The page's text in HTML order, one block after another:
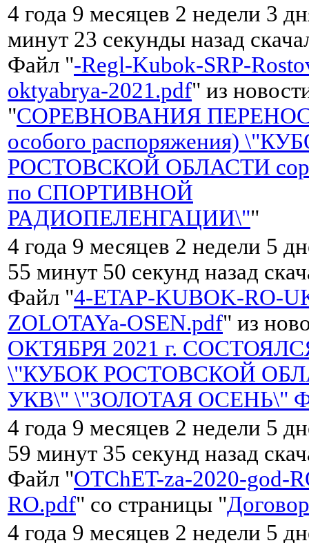
4 года 9 месяцев 2 недели 3
минут 23 секунды назад
Файл "-Regl-Kubok-SRP-
oktyabrya-2021.pdf" из
"СОРЕВНОВАНИЯ
особого распоряжения)
РОСТОВСКОЙ ОБЛАСТИ
по СПОРТИВНОЙ
РАДИОПЕЛЕНГАЦИИ\""
4 года 9 месяцев 2 недели 5
55 минут 50 секунд назад
Файл "4-ETAP-KUBOK-RO-
ZOLOTAYa-OSEN.pdf" из
ОКТЯБРЯ 2021 г.
\"КУБОК РОСТОВСКОЙ
УКВ\" \"ЗОЛОТАЯ ОСЕНЬ\"
4 года 9 месяцев 2 недели 5
59 минут 35 секунд назад
Файл "OTChET-za-2020-god-
RO.pdf" со страницы "
4 года 9 месяцев 2 недели 5